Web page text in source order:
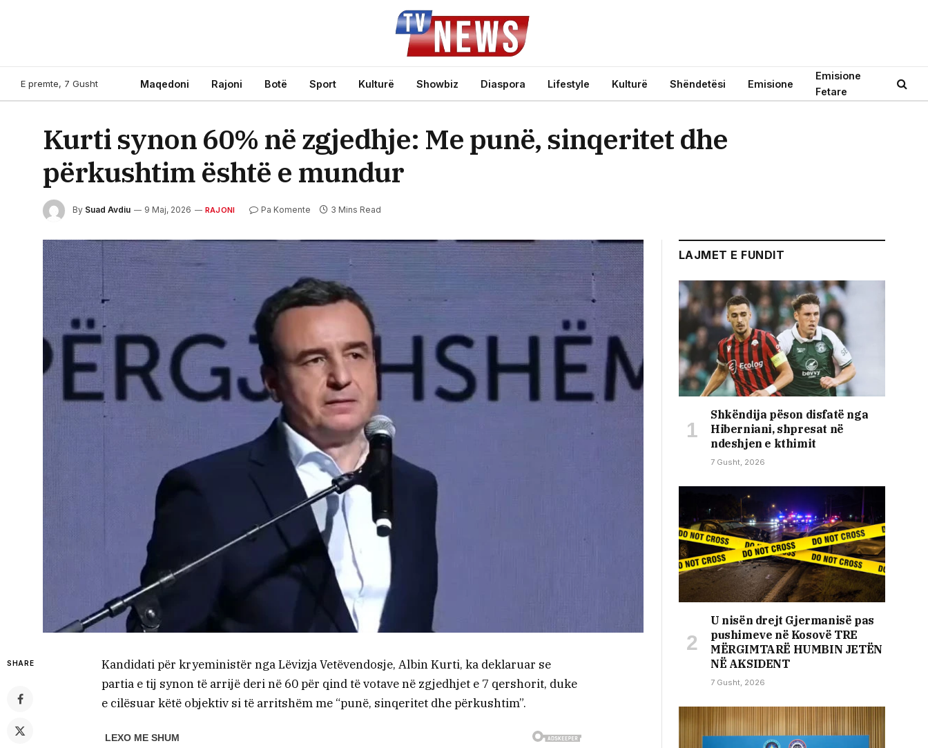
E premte, 7 Gusht Maqedoni Rajoni Botë Sport Kulturë Showbiz Diaspora Lifestyle Kulturë Shëndetësi Emisione
Emisione
Fetare
Kurti synon 60% në zgjedhje: Me punë, sinqeritet dhe
përkushtim është e mundur
By Suad Avdiu 9 Maj, 2026 RAJONI Pa Komente 3 Mins Read
SHARE
Kandidati për kryeministër nga Lëvizja Vetëvendosje, Albin Kurti, ka deklaruar se
partia e tij synon të arrijë deri në 60 për qind të votave në zgjedhjet e 7 qershorit, duke
e cilësuar këtë objektiv si të arritshëm me “punë, sinqeritet dhe përkushtim”.
LAJMET E FUNDIT
Shkëndija pëson disfatë nga
Hiberniani, shpresat në
ndeshjen e kthimit
7 Gusht, 2026
U nisën drejt Gjermanisë pas
pushimeve në Kosovë TRE
MËRGIMTARË HUMBIN JETËN
NË AKSIDENT
7 Gusht, 2026